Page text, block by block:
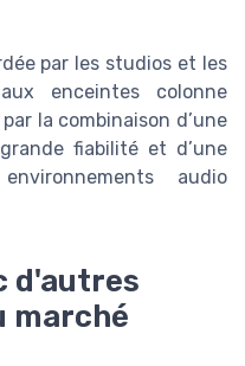
par les studios et les
enceintes colonne
la combinaison d’une
fiabilité et d’une
audio
d'autres
marché